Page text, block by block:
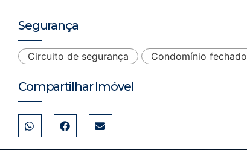
Segurança
Circuito de segurança Condomínio fechado
Compartilhar Imóvel